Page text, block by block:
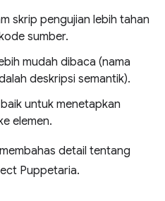
skrip pengujian lebih tahan
sumber.
mudah dibaca (nama
deskripsi semantik).
untuk menetapkan
elemen.
detail tentang
Puppetaria.